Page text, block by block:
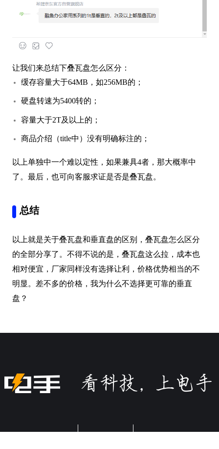
让我们来总结下叠瓦盘怎么区分：
缓存容量大于64MB，如256MB的；
硬盘转速为5400转的；
容量大于2T及以上的；
商品介绍（title中）没有明确标注的；
以上单独中一个难以定性，如果兼具4者，那大概率中
了。最后，也可向客服求证是否是叠瓦盘。
总结
以上就是关于叠瓦盘和垂直盘的区别，叠瓦盘怎么区分
的全部分享了。不得不说的是，叠瓦盘这么拉，成本也
相对便宜，厂家同样没有选择让利，价格优势相当的不
明显。差不多的价格，我为什么不选择更可靠的垂直
盘？